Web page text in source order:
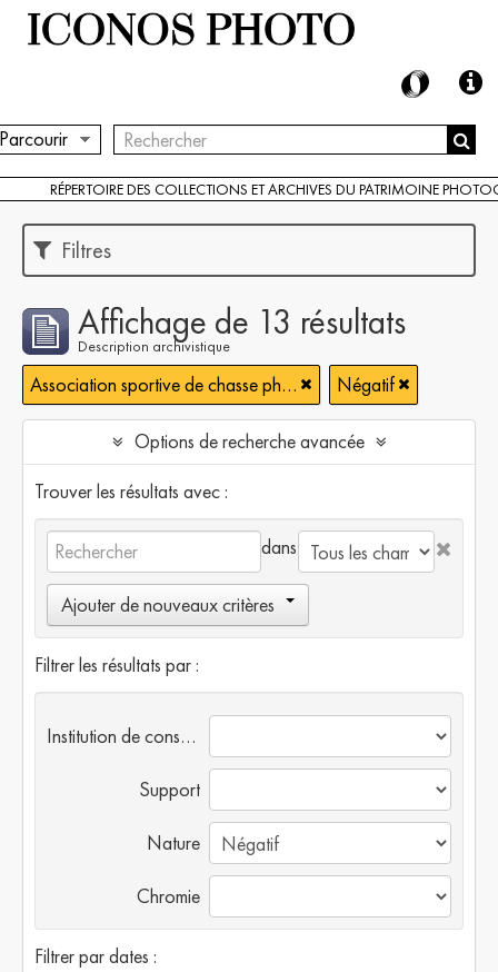
RÉPERTOIRE DES COLLECTIONS ET ARCHIVES DU PATRIMOINE
Filtres
Affichage de 13 résultats
Description archivistique
Association sportive de chasse photographique française Négatif
Options de recherche avancée
Trouver les résultats avec :
dans
Ajouter de nouveaux critères
Filtrer les résultats par :
Institution de conservation
Support
Nature
Chromie
Filtrer par dates :